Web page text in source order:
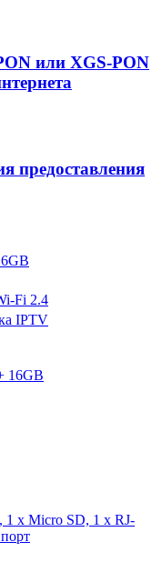
или XGS-PON
предоставления
Fi 2.4
IPTV
x Micro SD, 1 х RJ-